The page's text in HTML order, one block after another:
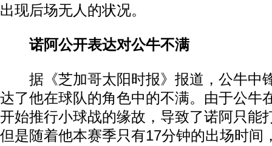
出现后场无人的状况。
诺阿公开表达对公牛不满
据《芝加哥太阳时报》报道，公牛中
达了他在球队的角色中的不满。由于公牛
开始推行小球战的缘故，导致了诺阿只能
但是随着他本赛季只有17分钟的出场时间